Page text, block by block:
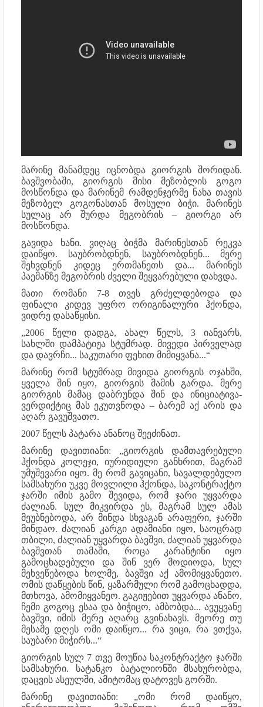
მარინე მანამდეც იცნობდა გიორგის შორიდან.
ბავშვობაში, გიორგის მისი მეზობლის გოგო
მოსწონდა და მარინემ რამდენჯერმე ნახა თავის
მეზობელ გოგონასთან მოსული ბიჭი. მარინეს
სულაც არ შურდა მეგობრის – გიორგი არ
მოსწონდა.
გავიდა ხანი. ვიღაც ბიჭმა მარინესთან რეკვა
დაიწყო. საუბრობდნენ, საუბრობდნენ... მერე
შეხვდნენ კიდეც ერთმანეთს და... მარინეს
პაემანზე მეგობრის ძველი შეყვარებული დახვდა.
მათი რომანი 7-8 თვეს გრძელდებოდა და
ფინალი კიდევ უფრო ორიგინალური ჰქონდა,
ვიდრე დასაწყისი.
„2006 წელი დადგა, ახალ წელს, 3 იანვარს,
სახლში დამპატიჟა სტუმრად. მივედი პირველად
და დავრჩი... საკუთარი ფეხით მიმიყვანა...“
მარინე რომ სტუმრად მივიდა გიორგის ოჯახში,
ყველა შინ იყო, გიორგის მამის გარდა. მერე
გიორგის მამაც დაბრუნდა შინ და ინიციატივა-
ვერდიქტიც მას ეკუთვნოდა – ბარემ აქ არის და
აღარ გავუშვათო.
2007 წელს პატარა ანანოც შეეძინათ.
მარინე დავითიანი: „გიორგის დამთავრებული
ჰქონდა კოლეჯი, იურიდიული განხრით, მაგრამ
უმუშევარი იყო. მე რომ გავიცანი, სავალდებულო
სამსახური უკვე მოვლილი ჰქონდა, საკონტრაქტო
ჯარში იმის გამო შევიდა, რომ ჯარი უყვარდა
ძალიან. სულ მიკვირდა ეს, მაგრამ სულ ამას
მეუბნებოდა, არ მინდა სხვაგან არაფერი, ჯარში
მინდაო. ძალიან კარგი ადამიანი იყო, საოცრად
თბილი, ძალიან უყვარდა ბავშვი, ძალიან უყვარდა
ბავშვთან თამაში, როცა კარანტინი იყო
გამოცხადებული და შინ ვერ მოდიოდა, სულ
მეხვეწებოდა ხოლმე, ბავშვი აქ ამომიყვანეთო.
ომის დაწყების წინ, ყაზარმული რომ გამოცხადდა,
მთხოვა, ამომიყვანეო. გაგიჟებით უყვარდა ანანო,
ჩემი გოგოც ესაა და ბიჭიცო, ამბობდა... ავუყვანე
ბავშვი, იმის მერე აღარც გვინახავს. მეორე თუ
მესამე დღეს ომი დაიწყო... რა ვიცი, რა ვთქვა,
საუბარი მიჭირს...“
გიორგის სულ 7 თვე მოუწია საკონტრაქტო ჯარში
სამსახური. სატანკო ბატალიონში მსახურობდა,
დაცვის ასეულში, ამიტომაც დატოვეს გორში.
მარინე დავითიანი: „ომი რომ დაიწყო,